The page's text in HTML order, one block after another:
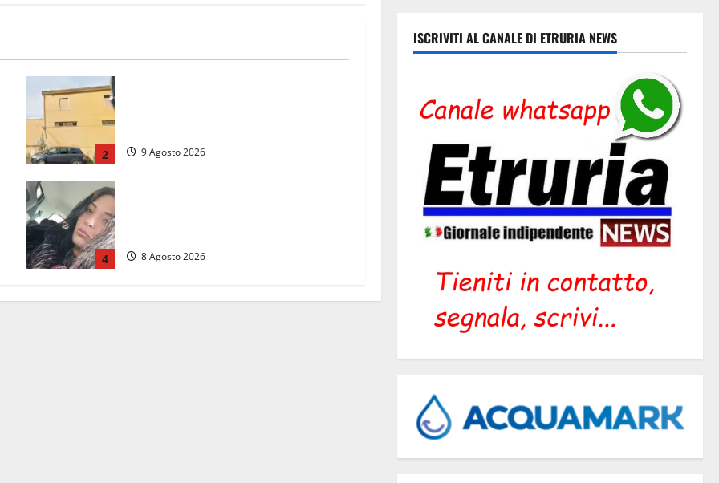
2 9 Agosto 2026
4 8 Agosto 2026
ISCRIVITI AL CANALE DI ETRURIA NEWS